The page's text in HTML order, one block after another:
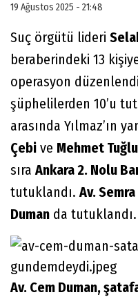
19 Ağustos 2025 - 21:48
Suç örgütü lideri
beraberindeki 13
operasyon
şüphelilerden 10’u
arasında Yılmaz’ın
Çebi ve Mehmet
sıra Ankara 2. Nolu
tutuklandı. Av. Semra
Duman da tutuklandı.
Av. Cem Duman,